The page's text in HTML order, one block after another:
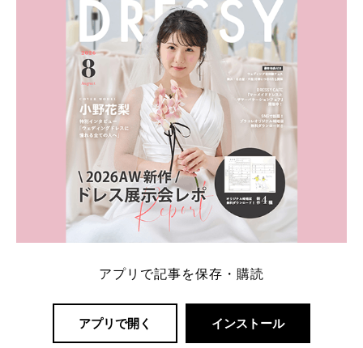
解決します。 まずは診断で候補を絞れる「ウェディ
ング診断」か、体験型 […]
続きを読む
アプリで記事を保存・購読
アプリで開く インストール